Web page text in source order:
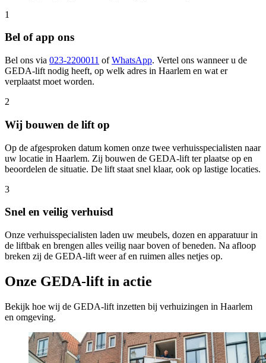
1
Bel of app ons
Bel ons via 023-2200011 ofWhatsApp. Vertel ons wanneer u de
GEDA-lift nodig heeft, op welk adres in Haarlem en wat er
verplaatst moet worden.
2
Wij bouwen de lift op
Op de afgesproken datum komen onze twee verhuisspecialisten naar
uw locatie in Haarlem. Zij bouwen de GEDA-lift ter plaatse op en
beoordelen de situatie. De lift staat snel klaar, ook op lastige locaties.
3
Snel en veilig verhuisd
Onze verhuisspecialisten laden uw meubels, dozen en apparatuur in
de liftbak en brengen alles veilig naar boven of beneden. Na afloop
breken zij de GEDA-lift weer af en ruimen alles netjes op.
Onze GEDA-lift in actie
Bekijk hoe wij de GEDA-lift inzetten bij verhuizingen in Haarlem
en omgeving.